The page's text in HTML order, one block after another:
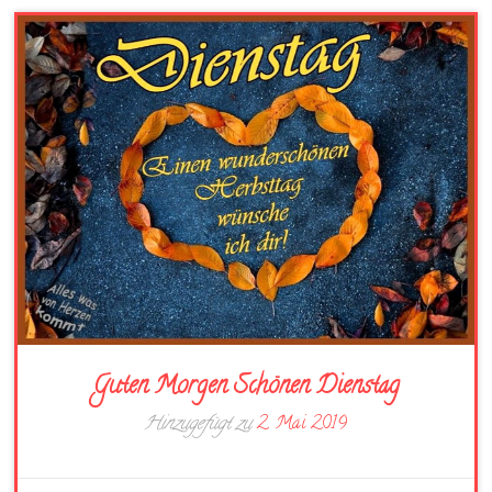
Guten Morgen Schönen Dienstag
Hinzugefügt zu2. Mai 2019